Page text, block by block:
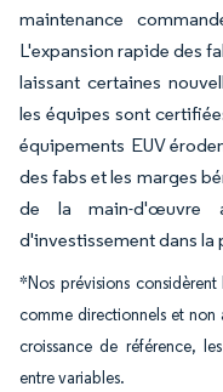
maintenance
L'expansion rapide des
laissant certaines
les équipes sont
équipements EUV
des fabs et les marges
de la main-d'œuvre
d'investissement dans la
*Nos prévisions
comme directionnels et non
croissance de référence,
entre variables.